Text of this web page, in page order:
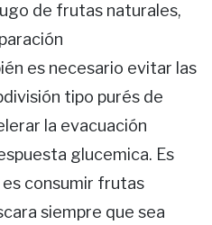
de frutas naturales,
es necesario evitar las
tipo purés de
la evacuación
glucemica. Es
consumir frutas
siempre que sea